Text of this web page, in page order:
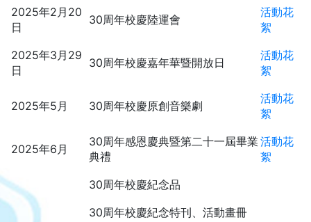
2025年2月20
日
30周年校慶陸運會
活動花
絮
2025年3月29
日
30周年校慶嘉年華暨開放日
活動花
絮
2025年5月 30周年校慶原創音樂劇
活動花
絮
2025年6月
30周年感恩慶典暨第二十一屆畢業
典禮
活動花
絮
30周年校慶紀念品
30周年校慶紀念特刊、活動畫冊